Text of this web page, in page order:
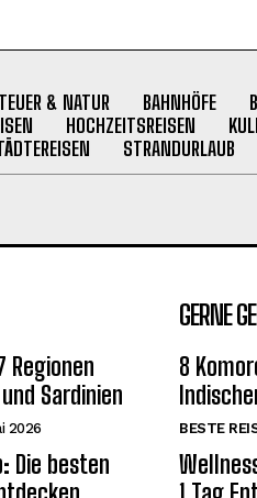
& NATUR BAHNHÖFE
HOCHZEITSREISEN
STRANDURLAUB
Regionen
Sardinien
2026
Die besten
GERNE
8
BESTE